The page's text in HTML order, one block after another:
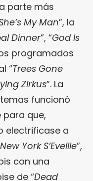
parte más
My Man”, la
Dinner”, “God Is
programados
“Trees Gone
Zirkus”. La
funcionó
que,
electrificase a
New York S’Eveille”,
con una
de “Dead